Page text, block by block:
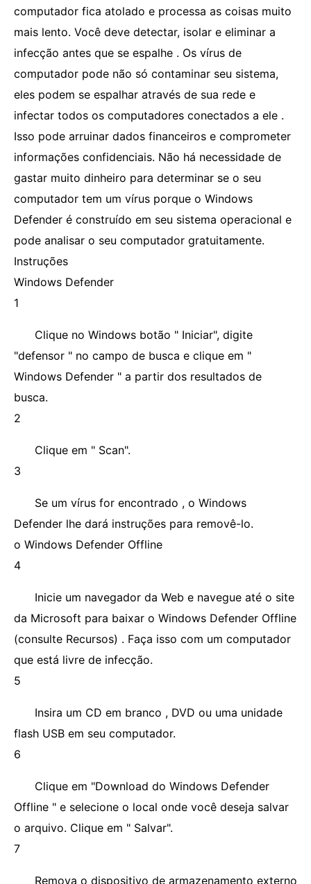
computador fica atolado e processa as coisas muito
mais lento. Você deve detectar, isolar e eliminar a
infecção antes que se espalhe . Os vírus de
computador pode não só contaminar seu sistema,
eles podem se espalhar através de sua rede e
infectar todos os computadores conectados a ele .
Isso pode arruinar dados financeiros e comprometer
informações confidenciais. Não há necessidade de
gastar muito dinheiro para determinar se o seu
computador tem um vírus porque o Windows
Defender é construído em seu sistema operacional e
pode analisar o seu computador gratuitamente.
Instruções
Windows Defender
1
Clique no Windows botão " Iniciar", digite
"defensor " no campo de busca e clique em "
Windows Defender " a partir dos resultados de
busca.
2
Clique em " Scan".
3
Se um vírus for encontrado , o Windows
Defender lhe dará instruções para removê-lo.
o Windows Defender Offline
4
Inicie um navegador da Web e navegue até o site
da Microsoft para baixar o Windows Defender Offline
(consulte Recursos) . Faça isso com um computador
que está livre de infecção.
5
Insira um CD em branco , DVD ou uma unidade
flash USB em seu computador.
6
Clique em "Download do Windows Defender
Offline " e selecione o local onde você deseja salvar
o arquivo. Clique em " Salvar".
7
Remova o dispositivo de armazenamento externo